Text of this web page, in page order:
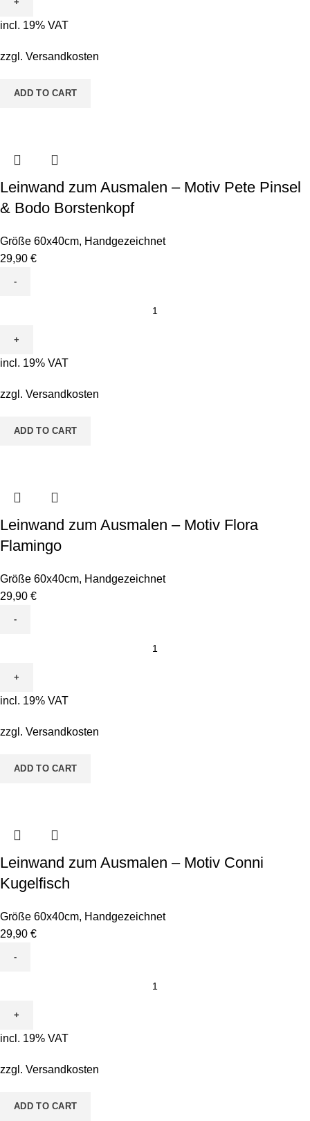
-
ABC
Mädchen
incl. 19% VAT
zzgl. Versandkosten
ADD TO CART
Leinwand zum Ausmalen – Motiv Pete Pinsel
& Bodo Borstenkopf
Größe 60x40cm, Handgezeichnet
29,90 €
Ausmalen
-
Pete
incl. 19% VAT
zzgl. Versandkosten
ADD TO CART
Leinwand zum Ausmalen – Motiv Flora
Flamingo
Größe 60x40cm, Handgezeichnet
29,90 €
Ausmalen
-
Flora
quantity
incl. 19% VAT
zzgl. Versandkosten
ADD TO CART
Leinwand zum Ausmalen – Motiv Conni
Kugelfisch
Größe 60x40cm, Handgezeichnet
29,90 €
Ausmalen
-
Conni
quantity
incl. 19% VAT
zzgl. Versandkosten
ADD TO CART